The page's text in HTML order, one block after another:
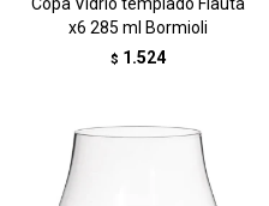
x6 285 ml Bormioli
$ 1.524